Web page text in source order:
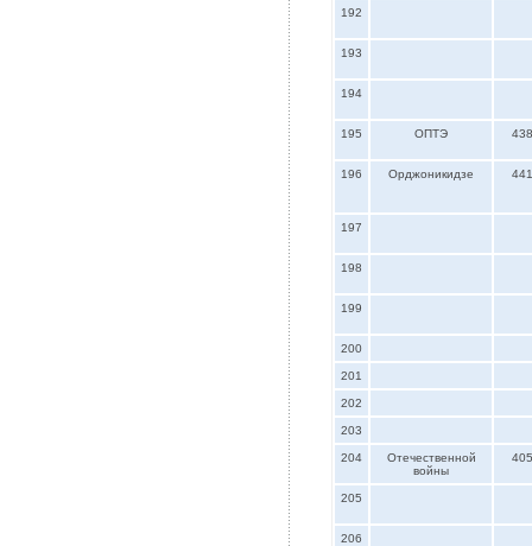
192
193
194
195 ОПТЭ
196 Орджоникидзе
197
198
199
200
201
202
203
204
Отечественной
войны
205
206